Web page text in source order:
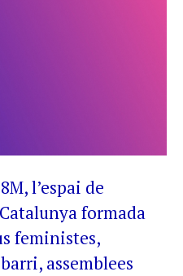
l’espai de
formada
feministes,
assemblees